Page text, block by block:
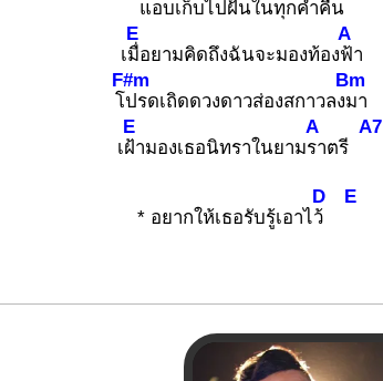
แอบเก็บไปฝันในทุกค่ำคืน
เ
E
มื่อยามคิดถึงฉันจะมองท้อง
A
ฟ้า
โ
F#m
ปรดเถิดดวงดาวส่องสกาวลง
Bm
มา
เ
E
ฝ้ามองเธอนิทราในยาม
A
ราตรี
A7
* อยากให้เธอรับรู้เอาไ
D
ว้
E